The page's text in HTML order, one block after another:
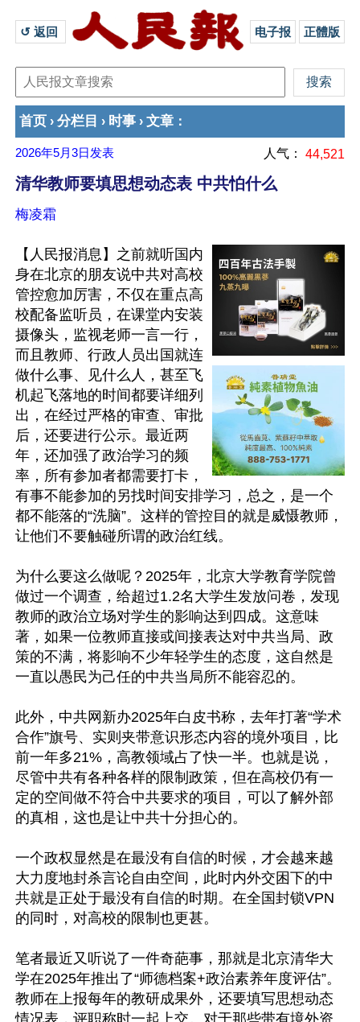
↺ 返回 电子报 正體版
首页 › 分栏目 › 时事 › 文章 ：
2026年5月3日 发表 人气： 44,521
清华教师要填思想动态表 中共怕什么
梅凌霜
【人民报消息】之前就听国内
身在北京的朋友说中共对高校
管控愈加厉害，不仅在重点高
校配备监听员，在课堂内安装
摄像头，监视老师一言一行，
而且教师、行政人员出国就连
做什么事、见什么人，甚至飞
机起飞落地的时间都要详细列
出，在经过严格的审查、审批
后，还要进行公示。最近两
年，还加强了政治学习的频
率，所有参加者都需要打卡，
有事不能参加的另找时间安排学习，总之，是一个
都不能落的“洗脑”。这样的管控目的就是威慑教师，
让他们不要触碰所谓的政治红线。
为什么要这么做呢？2025年，北京大学教育学院曾
做过一个调查，给超过1.2名大学生发放问卷，发现
教师的政治立场对学生的影响达到四成。这意味
著，如果一位教师直接或间接表达对中共当局、政
策的不满，将影响不少年轻学生的态度，这自然是
一直以愚民为己任的中共当局所不能容忍的。
此外，中共网新办2025年白皮书称，去年打著“学术
合作”旗号、实则夹带意识形态内容的境外项目，比
前一年多21%，高教领域占了快一半。也就是说，
尽管中共有各种各样的限制政策，但在高校仍有一
定的空间做不符合中共要求的项目，可以了解外部
的真相，这也是让中共十分担心的。
一个政权显然是在最没有自信的时候，才会越来越
大力度地封杀言论自由空间，此时内外交困下的中
共就是正处于最没有自信的时期。在全国封锁VPN
的同时，对高校的限制也更甚。
笔者最近又听说了一件奇葩事，那就是北京清华大
学在2025年推出了“师德档案+政治素养年度评估”。
教师在上报每年的教研成果外，还要填写思想动态
情况表，评职称时一起上交。对于那些带有境外资